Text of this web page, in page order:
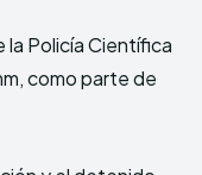
la Policía Científica
como parte de